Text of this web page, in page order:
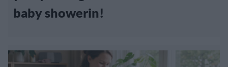
baby showerin!